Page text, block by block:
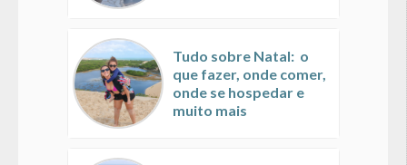
Tudo sobre Natal: o
que fazer, onde comer,
onde se hospedar e
muito mais